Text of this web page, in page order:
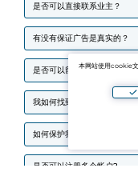
是否可以直接联系业主？
有没有保证广告是真实的？
是否可以留下评论或投诉对
我如何找到合适的地方？
如何保护我的数据？
是否可以注册多个帐户?
本网站使用cookie